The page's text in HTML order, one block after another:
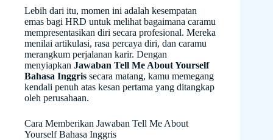
Lebih dari itu, momen ini adalah kesempatan
emas bagi HRD untuk melihat bagaimana caramu
mempresentasikan diri secara profesional. Mereka
menilai artikulasi, rasa percaya diri, dan caramu
merangkum perjalanan karir. Dengan
menyiapkan Jawaban Tell Me About Yourself
Bahasa Inggris secara matang, kamu memegang
kendali penuh atas kesan pertama yang ditangkap
oleh perusahaan.
Cara Memberikan Jawaban Tell Me About
Yourself Bahasa Inggris